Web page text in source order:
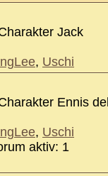
Jack
, Uschi
Ennis
, Uschi
aktiv: 1